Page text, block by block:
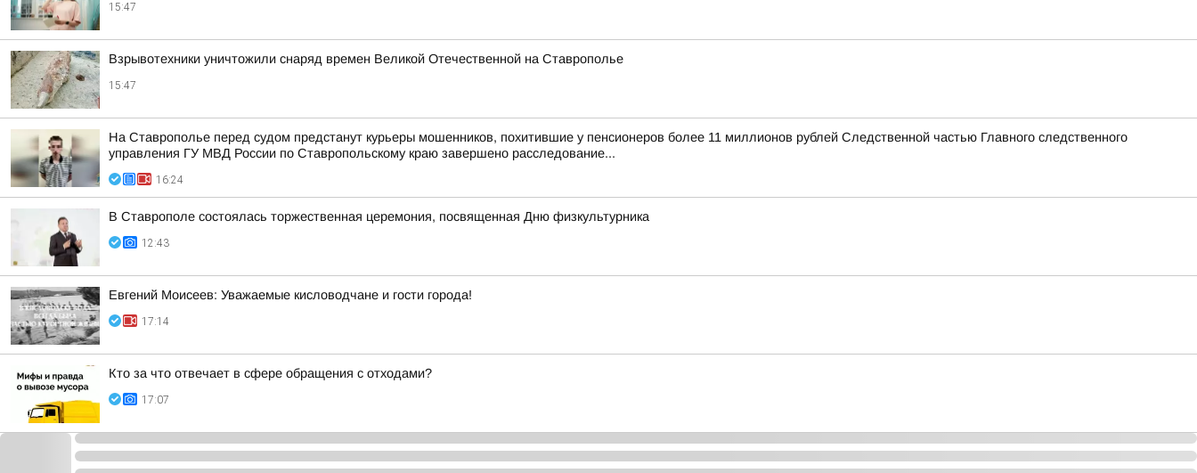
15:47
Взрывотехники уничтожили снаряд времен Великой Отечественной на Ставрополье
15:47
На Ставрополье перед судом предстанут курьеры мошенников, похитившие у пенсионеров более 11 миллионов рублей Следственной частью Главного следственного
управления ГУ МВД России по Ставропольскому краю завершено расследование...
16:24
В Ставрополе состоялась торжественная церемония, посвященная Дню физкультурника
12:43
Евгений Моисеев: Уважаемые кисловодчане и гости города!
17:14
Кто за что отвечает в сфере обращения с отходами?
17:07